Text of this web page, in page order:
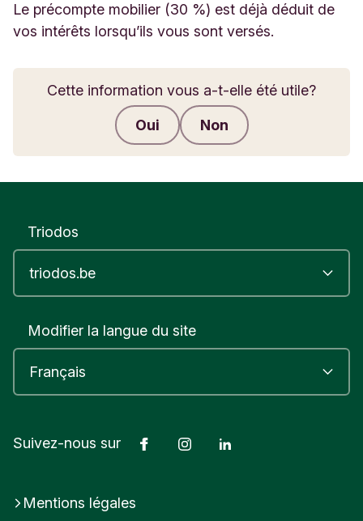
Le précompte mobilier (30 %) est déjà déduit de
vos intérêts lorsqu’ils vous sont versés.
Cette information vous a-t-elle été utile?
Oui Non
Triodos
Modifier la langue du site
Suivez-nous sur FacebookInstagram
Mentions légales